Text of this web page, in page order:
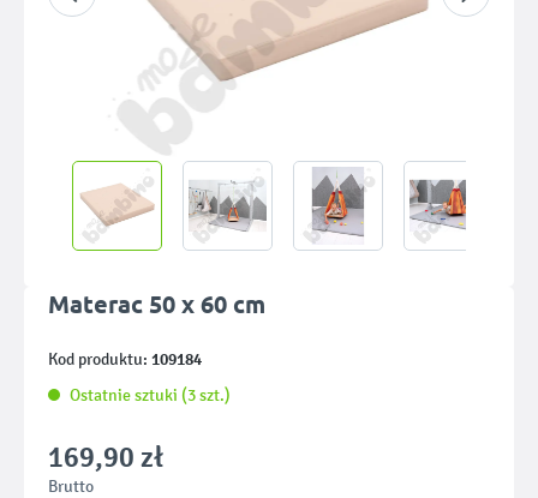
Materac 50 x 60 cm
Kod produktu: 109184
Ostatnie sztuki (3 szt.)
169,90 zł
Brutto